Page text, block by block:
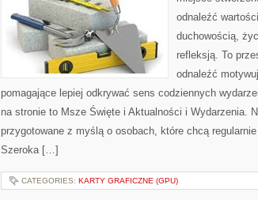
odnaleźć
duchowością,
refleksją. To
odnaleźć
pomagające lepiej odkrywać sens codziennych
na stronie to Msze Święte i Aktualności i Wydarzenia.
przygotowane z myślą o osobach, które chcą
Szeroka […]
CATEGORIES: KARTY GRAFICZNE (GPU)